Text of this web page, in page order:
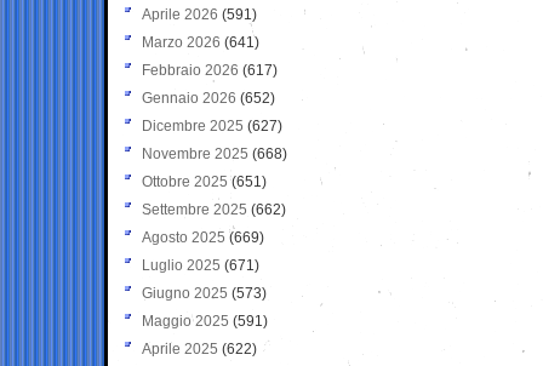
Aprile 2026 (591)
Marzo 2026 (641)
Febbraio 2026 (617)
Gennaio 2026 (652)
Dicembre 2025 (627)
Novembre 2025 (668)
Ottobre 2025 (651)
Settembre 2025 (662)
Agosto 2025 (669)
Luglio 2025 (671)
Giugno 2025 (573)
Maggio 2025 (591)
Aprile 2025 (622)